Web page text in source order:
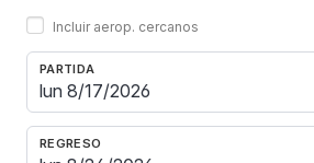
Incluir aerop. cercanos
PARTIDA
REGRESO